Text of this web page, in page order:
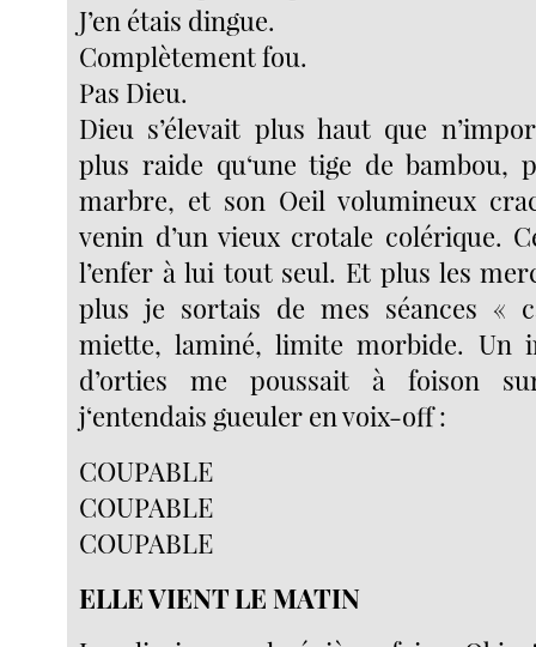
J’en étais dingue.
Complètement fou.
Pas Dieu.
Dieu s’élevait plus haut que
plus raide qu‘une tige de bambou,
marbre, et son Oeil volumineux
venin d’un vieux crotale colérique.
l’enfer à lui tout seul. Et plus les
plus je sortais de mes séances «
miette, laminé, limite morbide. Un
d’orties me poussait à foison
j‘entendais gueuler en voix-off :
COUPABLE
COUPABLE
COUPABLE
ELLE VIENT LE MATIN